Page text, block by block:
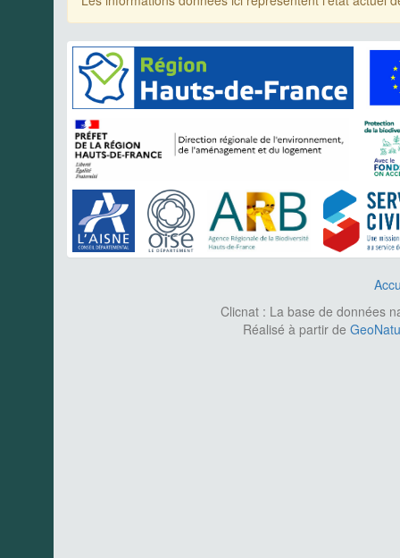
Clicnat : La base de données
Réalisé à partir de